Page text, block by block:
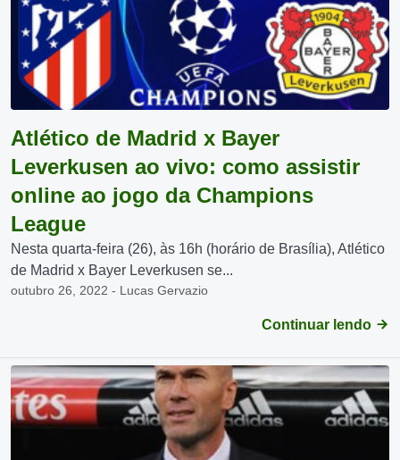
Atlético de Madrid x Bayer
Leverkusen ao vivo: como assistir
online ao jogo da Champions
League
Nesta quarta-feira (26), às 16h (horário de Brasília), Atlético
de Madrid x Bayer Leverkusen se...
outubro 26, 2022 - Lucas Gervazio
Continuar lendo